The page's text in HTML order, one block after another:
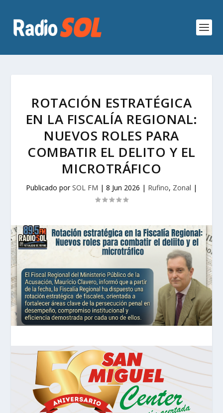
ROTACIÓN ESTRATÉGICA
EN LA FISCALÍA REGIONAL:
NUEVOS ROLES PARA
COMBATIR EL DELITO Y EL
MICROTRÁFICO
Publicado porSOL FM | 8 Jun 2026 | Rufino, Zonal |